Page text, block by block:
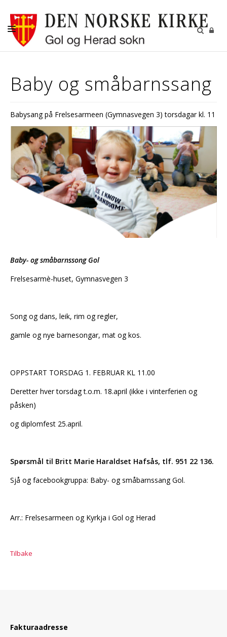
BARN OG UNGE
KYRKJER OG KYRKJEGARDAR
KALENDER
KONTAKT
Baby og småbarnssang
Babysang på Frelsesarmeen (Gymnasvegen 3) torsdagar kl. 11
Baby- og småbarnssong Gol
Frelsesarmè-huset, Gymnasvegen 3
Song og dans, leik, rim og regler,
gamle og nye barnesongar, mat og kos.
OPPSTART TORSDAG 1. FEBRUAR KL 11.00
Deretter hver torsdag t.o.m. 18.april (ikke i vinterferien og
påsken)
og diplomfest 25.april.
Spørsmål til Britt Marie Haraldset Hafsås, tlf. 951 22 136.
Sjå og facebookgruppa: Baby- og småbarnssang Gol.
Arr.: Frelsesarmeen og Kyrkja i Gol og Herad
Tilbake
Fakturaadresse